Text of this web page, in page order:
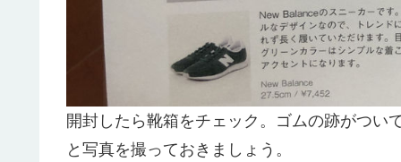
開封したら靴箱をチェック。ゴムの跡がつい
と写真を撮っておきましょう。